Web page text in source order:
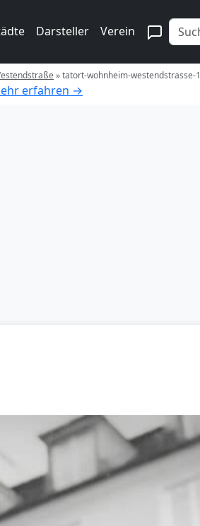
Darsteller Verein
»tatort-wohnheim-westendstrasse-1
erfahren →